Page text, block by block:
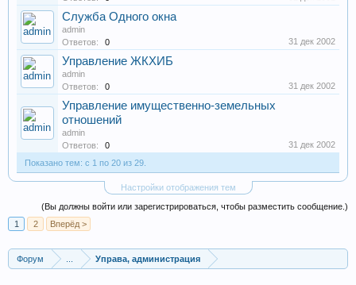
Служба Одного окна
admin
Ответов:
0 31 дек 2002
Управление ЖКХИБ
admin
Ответов:
0 31 дек 2002
Управление имущественно-земельных
отношений
admin
Ответов:
0
31 дек 2002
Показано тем: с 1 по 20 из 29.
Настройки отображения тем
(Вы должны войти или зарегистрироваться, чтобы разместить сообщение.)
1
2 Вперёд >
Форум Управа, администрация